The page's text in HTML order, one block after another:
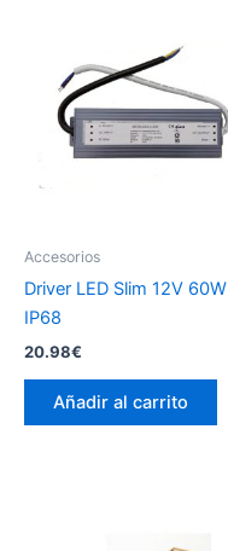
Accesorios
Driver LED Slim 12V 60W
IP68
20.98€
Añadir al carrito